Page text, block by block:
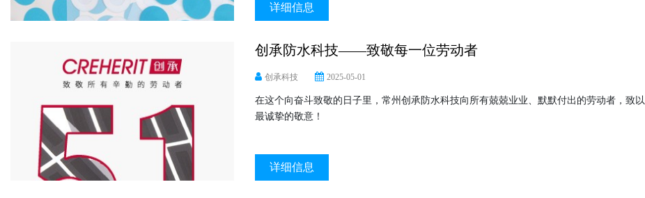
详细信息
创承防水科技——致敬每一位劳动者
创承科技 2025-05-01
在这个向奋斗致敬的日子里，常州创承防水科技向所有兢兢业业、默默付出的劳动者，致以
最诚挚的敬意！
详细信息